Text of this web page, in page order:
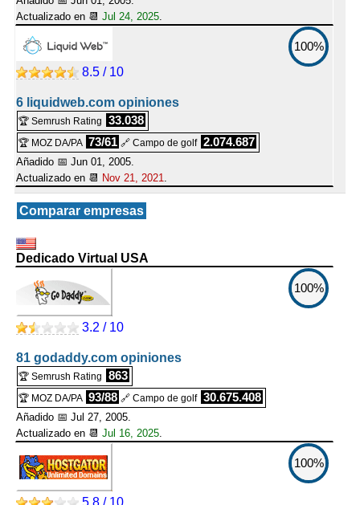
Actualizado en 📆 Jul 24, 2025.
100%
8.5 / 10
6 liquidweb.com opiniones
🏆 Semrush Rating 33.038
🏆 MOZ DA/PA 73/61 🔗 Campo de golf 2.074.687
Añadido 📅 Jun 01, 2005.
Actualizado en 📆 Nov 21, 2021.
Comparar empresas
Dedicado Virtual USA
100%
3.2 / 10
81 godaddy.com opiniones
🏆 Semrush Rating 863
🏆 MOZ DA/PA 93/88 🔗 Campo de golf 30.675.408
Añadido 📅 Jul 27, 2005.
Actualizado en 📆 Jul 16, 2025.
100%
5.8 / 10